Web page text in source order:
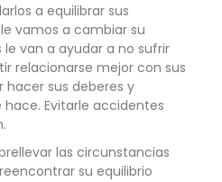
a equilibrar sus
vamos a cambiar su
van a ayudar a no sufrir
relacionarse mejor con sus
hacer sus deberes y
Evitarle accidentes
las circunstancias
su equilibrio